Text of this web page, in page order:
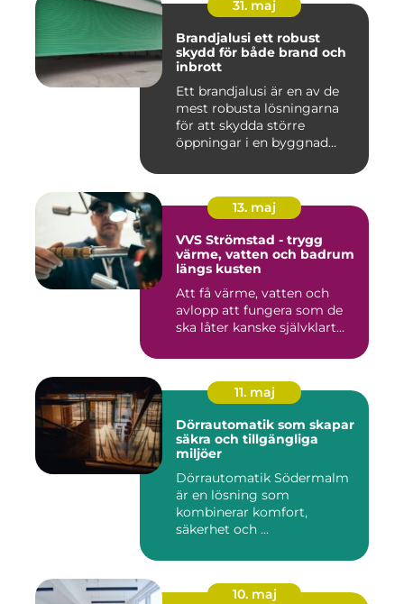
31. maj
Brandjalusi ett robust
skydd för både brand och
inbrott
Ett brandjalusi är en av de
mest robusta lösningarna
för att skydda större
öppningar i en byggnad
13. maj
VVS Strömstad - trygg
värme, vatten och badrum
längs kusten
Att få värme, vatten och
avlopp att fungera som de
ska låter kanske självklart...
11. maj
Dörrautomatik som skapar
säkra och tillgängliga
miljöer
Dörrautomatik Södermalm
är en lösning som
kombinerar komfort,
säkerhet och ...
10. maj